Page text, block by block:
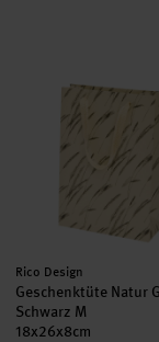
Geschenktüte
Hersteller:
Rico Design
Geschenktüte Natur
Schwarz M
18x26x8cm